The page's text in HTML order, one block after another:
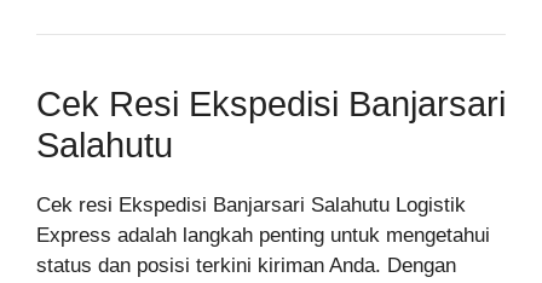
Cek Resi Ekspedisi Banjarsari
Salahutu
Cek resi Ekspedisi Banjarsari Salahutu Logistik
Express adalah langkah penting untuk mengetahui
status dan posisi terkini kiriman Anda. Dengan